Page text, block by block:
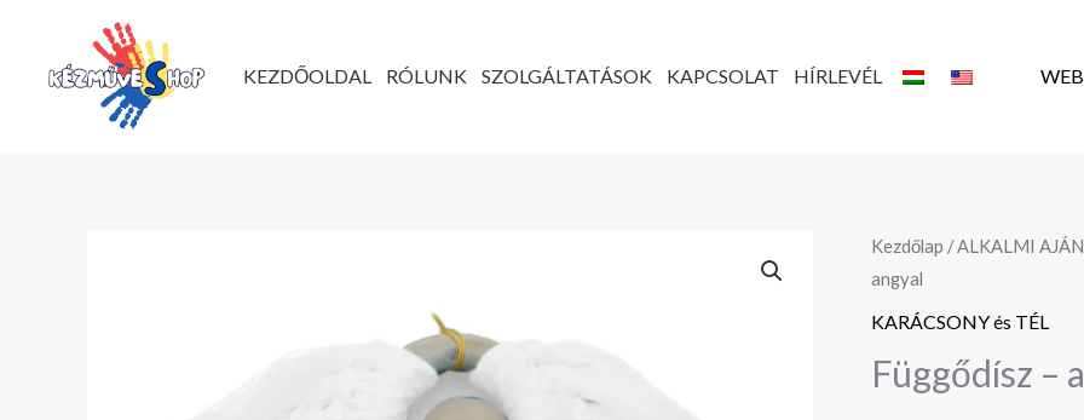
tartalomhoz
KEZDŐOLDAL RÓLUNK SZOLGÁLTATÁSOK KAPCSOLAT HÍRLEVÉL
Kezdőlap /ALKALMI
angyal
KARÁCSONY és TÉL
Függődísz –
Függődísz
-
angyal